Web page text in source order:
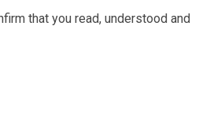
that you read, understood and